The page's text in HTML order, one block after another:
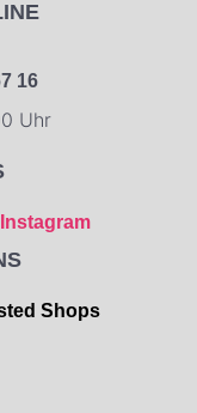
der
das
sie
ist
16
Uhr
Instagram
Shops